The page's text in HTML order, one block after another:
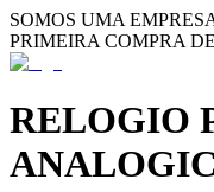
SOMOS UMA
PRIMEIRA COMPRA
RELOGIO